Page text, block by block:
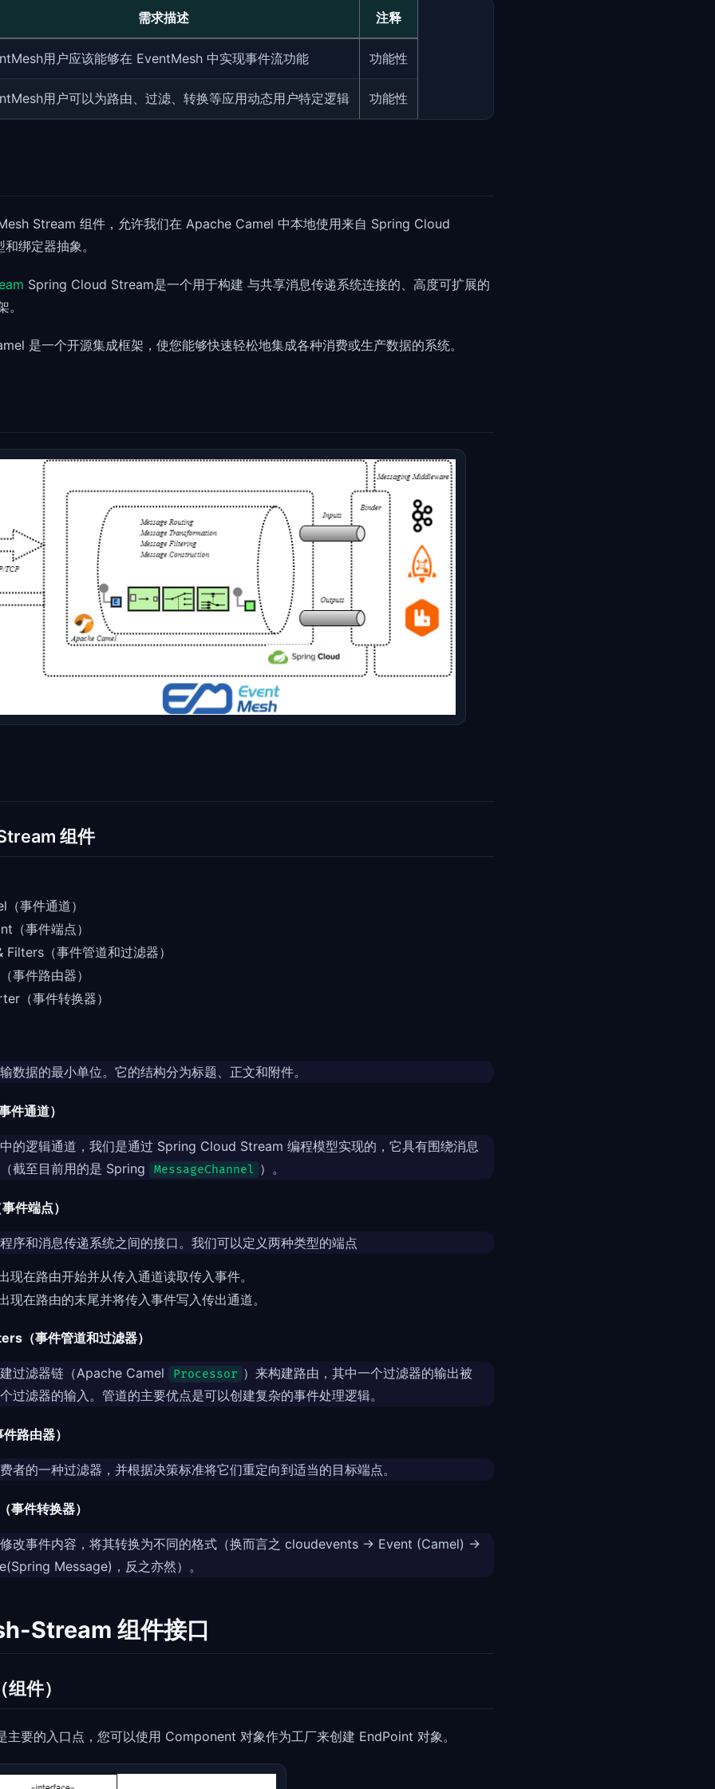
需求描述 注释
用户应该能够在 EventMesh 中实现事件流功能 功能性
用户可以为路由、过滤、转换等应用动态用户特定逻辑 功能性
Stream 组件，允许我们在 Apache Camel 中本地使用来自 Spring Cloud
绑定器抽象。
Spring Cloud Stream是一个用于构建 与共享消息传递系统连接的、高度可扩展的
是一个开源集成框架，使您能够快速轻松地集成各种消费或生产数据的系统。
组件
事件通道）
（事件端点）
（事件管道和过滤器）
事件路由器）
（事件转换器）
数据的最小单位。它的结构分为标题、正文和附件。
件通道）
的逻辑通道，我们是通过 Spring Cloud Stream 编程模型实现的，它具有围绕消息
截至目前用的是 Spring
MessageChannel ）。
件端点）
序和消息传递系统之间的接口。我们可以定义两种类型的端点
现在路由开始并从传入通道读取传入事件。
现在路由的末尾并将传入事件写入传出通道。
（事件管道和过滤器）
过滤器链（Apache Camel Processor ）来构建路由，其中一个过滤器的输出被
过滤器的输入。管道的主要优点是可以创建复杂的事件处理逻辑。
路由器）
者的一种过滤器，并根据决策标准将它们重定向到适当的目标端点。
件转换器）
改事件内容，将其转换为不同的格式（换而言之 cloudevents -> Event (Camel) ->
Message)，反之亦然）。
Stream 组件接口
件）
要的入口点，您可以使用 Component 对象作为工厂来创建 EndPoint 对象。